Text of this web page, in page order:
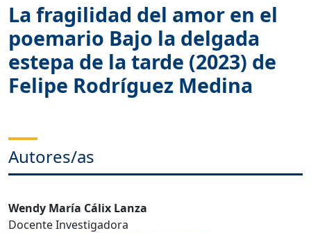
La fragilidad del amor en el
poemario Bajo la delgada
estepa de la tarde (2023) de
Felipe Rodríguez Medina
Autores/as
Wendy María Cálix Lanza
Docente Investigadora